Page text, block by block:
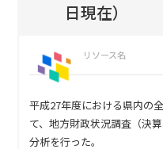
日現在）
リソース名
平成27年度における県内の
て、地方財政状況調査（決
分析を行った。